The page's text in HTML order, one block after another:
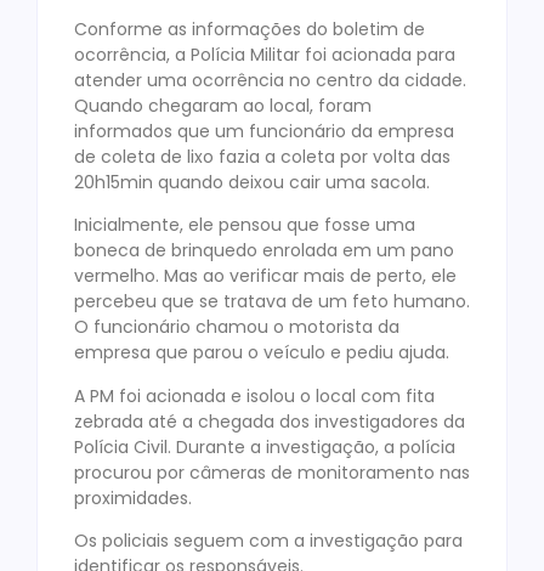
Conforme as informações do boletim de
ocorrência, a Polícia Militar foi acionada para
atender uma ocorrência no centro da cidade.
Quando chegaram ao local, foram
informados que um funcionário da empresa
de coleta de lixo fazia a coleta por volta das
20h15min quando deixou cair uma sacola.
Inicialmente, ele pensou que fosse uma
boneca de brinquedo enrolada em um pano
vermelho. Mas ao verificar mais de perto, ele
percebeu que se tratava de um feto humano.
O funcionário chamou o motorista da
empresa que parou o veículo e pediu ajuda.
A PM foi acionada e isolou o local com fita
zebrada até a chegada dos investigadores da
Polícia Civil. Durante a investigação, a polícia
procurou por câmeras de monitoramento nas
proximidades.
Os policiais seguem com a investigação para